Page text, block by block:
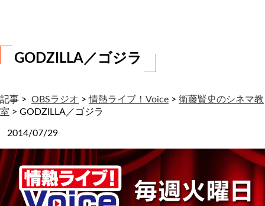
GODZILLA／ゴジラ
記事 > OBSラジオ >情熱ライブ！Voice > 衛藤賢史のシネマ教
室 > GODZILLA／ゴジラ
2014/07/29